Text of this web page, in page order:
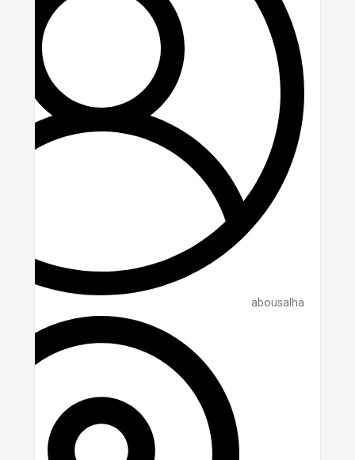
abousalha